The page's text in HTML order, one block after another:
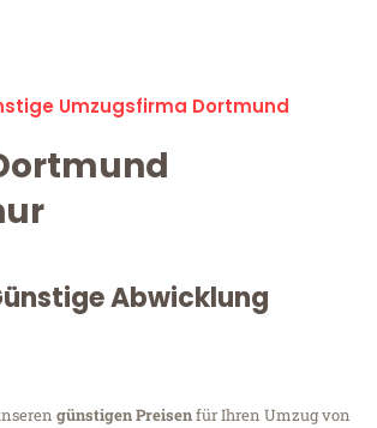
Umzugsfirma Dortmund
Abwicklung
günstigen Preisenfür Ihren Umzug von